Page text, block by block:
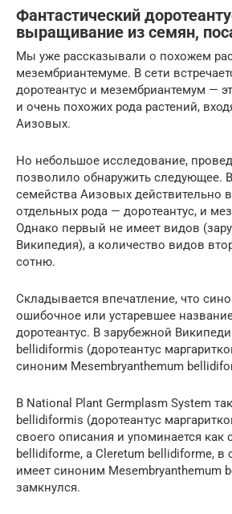
Фантастический
выращивание из семян,
Мы уже рассказывали о похожем
мезембриантемуме. В сети
доротеантус и мезембриантемум —
и очень похожих рода растений,
Аизовых.
Но небольшое исследование,
позволило обнаружить следующее.
семейства Аизовых действительно
отдельных рода — доротеантус, и
Однако первый не имеет видов
Википедия), а количество видов
сотню.
Складывается впечатление, что
ошибочное или устаревшее
доротеантус. В зарубежной
bellidiformis (доротеантус
синоним Mesembryanthemum
В National Plant Germplasm System
bellidiformis (доротеантус
своего описания и упоминается как
bellidiforme, а Cleretum bellidiforme, в
имеет синоним Mesembryanthemum
замкнулся.